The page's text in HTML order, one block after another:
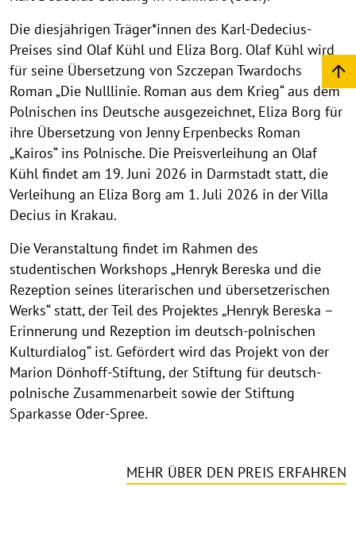
Die diesjährigen Träger*innen des Karl-Dedecius-
Preises sind Olaf Kühl und Eliza Borg. Olaf Kühl wird
für seine Übersetzung von Szczepan Twardochs
Roman „Die Nulllinie. Roman aus dem Krieg“ aus dem
Polnischen ins Deutsche ausgezeichnet, Eliza Borg für
ihre Übersetzung von Jenny Erpenbecks Roman
„Kairos“ ins Polnische. Die Preisverleihung an Olaf
Kühl findet am 19. Juni 2026 in Darmstadt statt, die
Verleihung an Eliza Borg am 1. Juli 2026 in der Villa
Decius in Krakau.
Die Veranstaltung findet im Rahmen des
studentischen Workshops „Henryk Bereska und die
Rezeption seines literarischen und übersetzerischen
Werks“ statt, der Teil des Projektes „Henryk Bereska –
Erinnerung und Rezeption im deutsch-polnischen
Kulturdialog“ ist. Gefördert wird das Projekt von der
Marion Dönhoff-Stiftung, der Stiftung für deutsch-
polnische Zusammenarbeit sowie der Stiftung
Sparkasse Oder-Spree.
MEHR ÜBER DEN PREIS ERFAHREN